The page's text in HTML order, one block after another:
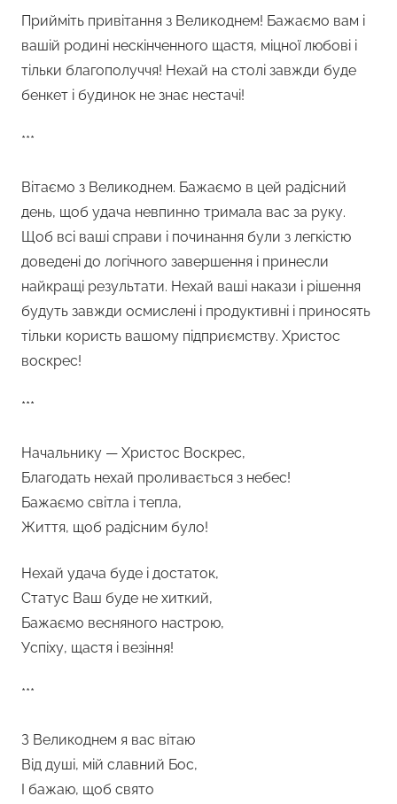
Прийміть привітання з Великоднем! Бажаємо вам і
вашій родині нескінченного щастя, міцної любові і
тільки благополуччя! Нехай на столі завжди буде
бенкет і будинок не знає нестачі!
***
Вітаємо з Великоднем. Бажаємо в цей радісний
день, щоб удача невпинно тримала вас за руку.
Щоб всі ваші справи і починання були з легкістю
доведені до логічного завершення і принесли
найкращі результати. Нехай ваші накази і рішення
будуть завжди осмислені і продуктивні і приносять
тільки користь вашому підприємству. Христос
воскрес!
***
Начальнику — Христос Воскрес,
Благодать нехай проливається з небес!
Бажаємо світла і тепла,
Життя, щоб радісним було!
Нехай удача буде і достаток,
Статус Ваш буде не хиткий,
Бажаємо весняного настрою,
Успіху, щастя і везіння!
***
З Великоднем я вас вітаю
Від душі, мій славний Бос,
І бажаю, щоб свято